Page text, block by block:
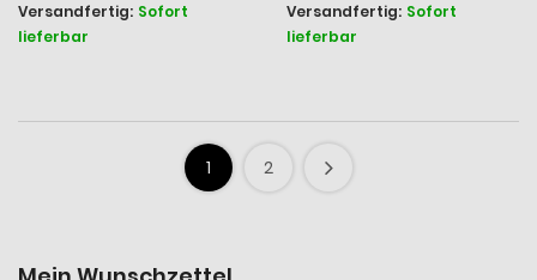
Versandfertig: Sofort
lieferbar
Versandfertig: Sofort
lieferbar
1 2